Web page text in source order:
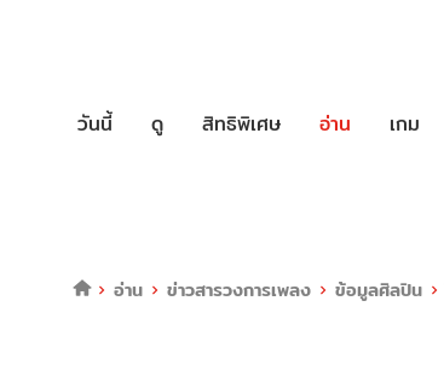
วันนี้ ดู สิทธิพิเศษ อ่าน เกม
อ่าน ข่าวสารวงการเพลง ข้อมูลศิลปิน